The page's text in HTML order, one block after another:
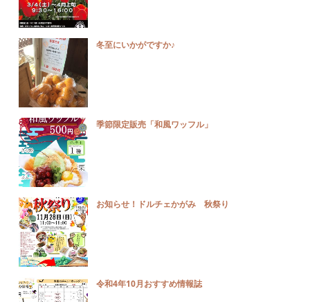
冬至にいかがですか♪
季節限定販売「和風ワッフル」
お知らせ！ドルチェかがみ 秋祭り
令和4年10月おすすめ情報誌